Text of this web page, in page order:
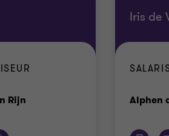
Rijn
Iris de
Alphen